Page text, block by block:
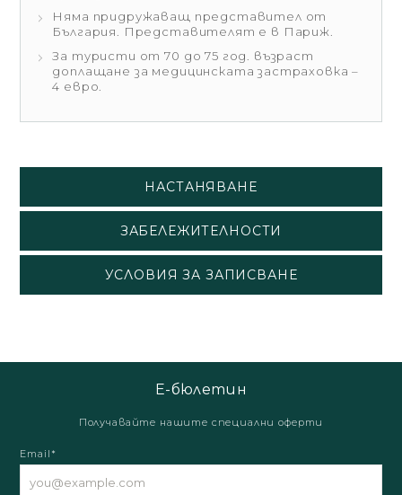
Няма придружаващ представител от
България. Представителят е в Париж.
За туристи от 70 до 75 год. възраст
доплащане за медицинската застраховка –
4 евро.
НАСТАНЯВАНЕ
ЗАБЕЛЕЖИТЕЛНОСТИ
УСЛОВИЯ ЗА ЗАПИСВАНЕ
Е-бюлетин
Получавайте нашите специални оферти
Email*